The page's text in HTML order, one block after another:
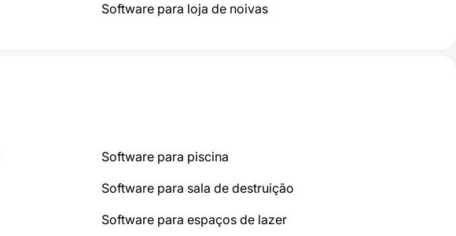
Software para loja de noivas
Software para piscina
Software para sala de destruição
Software para espaços de lazer